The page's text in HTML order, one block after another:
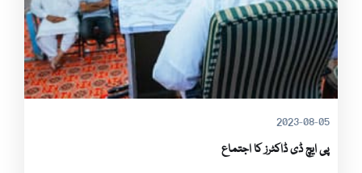
2023-08-05
پی ایچ ڈی ڈاکٹرز کا اجتماع